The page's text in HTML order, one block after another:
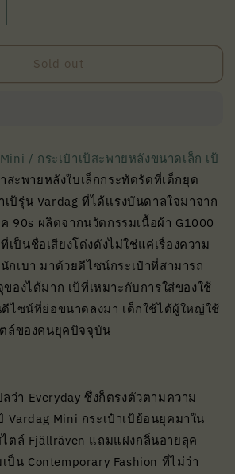
Sold out
/ กระเป๋าเป้สะพายหลังขนาดเล็ก เป้
สะพายหลังใบเล็กกระทัดรัดที่เด็กยุด
ป้รุ่น Vardag ที่ได้เเรงบันดาลใจมาจาก
90s ผลิตจากนวัตกรรมเนื้อผ้า G1000
เป็นชื่อเสียงโด่งดังไม่ใช่แค่เรื่องความ
เบา มาด้วยดีไซน์กระเป๋าที่สามารถ
องได้มาก เป้ที่เหมาะกับการใส่ของใช้
ไซน์ที่ย่อขนาดลงมา เด็กใช้ได้ผู้ใหญ่ใช้
ล์ของคนยุคปัจจุบัน
ว่า Everyday ซึ่งก็ตรงตัวตามความ
Vardag Mini กระเป๋าเป้ย้อนยุคมาใน
ตล์ Fjällräven แถมแฝงกลิ่นอายลุค
ป็น Contemporary Fashion ที่ไม่ว่า